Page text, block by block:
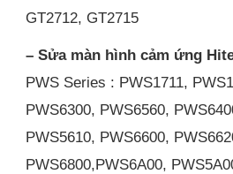
GT2712, GT2715
– Sửa màn hình cảm ứng
PWS Series : PWS1711,
PWS6300, PWS6560,
PWS5610, PWS6600,
PWS6800,PWS6A00,